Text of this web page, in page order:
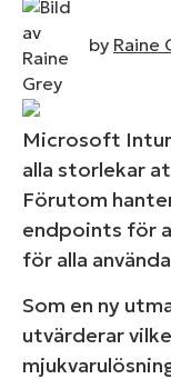
by Raine
Microsoft
alla storlekar
Förutom
endpoints för
för alla
Som en ny
utvärderar